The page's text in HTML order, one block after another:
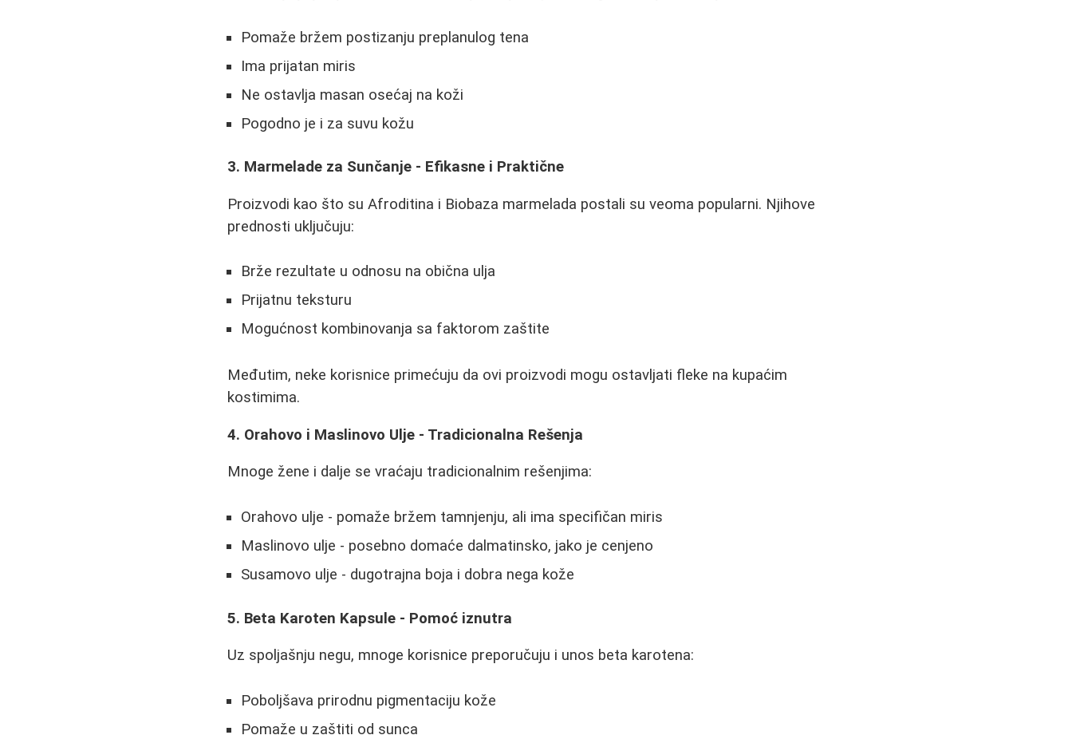
Pomaže bržem postizanju preplanulog tena
Ima prijatan miris
Ne ostavlja masan osećaj na koži
Pogodno je i za suvu kožu
3. Marmelade za Sunčanje - Efikasne i Praktične
Proizvodi kao što su Afroditina i Biobaza marmelada postali su veoma popularni. Njihove
prednosti uključuju:
Brže rezultate u odnosu na obična ulja
Prijatnu teksturu
Mogućnost kombinovanja sa faktorom zaštite
Međutim, neke korisnice primećuju da ovi proizvodi mogu ostavljati fleke na kupaćim
kostimima.
4. Orahovo i Maslinovo Ulje - Tradicionalna Rešenja
Mnoge žene i dalje se vraćaju tradicionalnim rešenjima:
Orahovo ulje - pomaže bržem tamnjenju, ali ima specifičan miris
Maslinovo ulje - posebno domaće dalmatinsko, jako je cenjeno
Susamovo ulje - dugotrajna boja i dobra nega kože
5. Beta Karoten Kapsule - Pomoć iznutra
Uz spoljašnju negu, mnoge korisnice preporučuju i unos beta karotena:
Poboljšava prirodnu pigmentaciju kože
Pomaže u zaštiti od sunca